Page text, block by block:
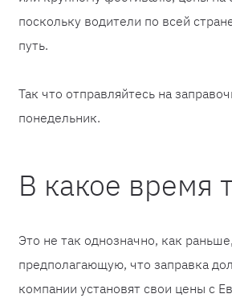
поскольку водители по всей
путь.
Так что отправляйтесь на
понедельник.
В какое время
Это не так однозначно, как
предполагающую, что заправка
компании установят свои цены с